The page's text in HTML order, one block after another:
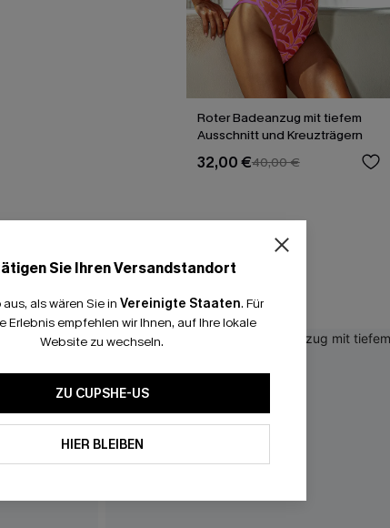
Roter Badeanzug mit tiefem
Ausschnitt und Kreuzträgern
32,00 €40,00 €
Sie Ihren Versandstandort
als wären Sie in Vereinigte Staaten. Für
Erlebnis empfehlen wir Ihnen, auf Ihre lokale
Website zu wechseln.
ZU CUPSHE-US
HIER BLEIBEN